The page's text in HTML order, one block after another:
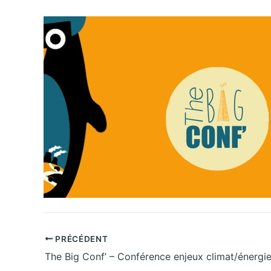
PRÉCÉDENT
The Big Conf’ – Conférence enjeux climat/énergie